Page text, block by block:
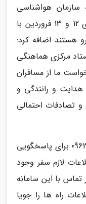
سازمان هواشناسی
تعدادی از استان های کشور در روزهای 12 و 13 فروردین با
هستند اضافه کرد:
مرکزی هماهنگی
ما از مسافران
هدایت و رانندگی و
تصادفات احتمالی
رحمانی موحد در ادامه گفت: سامانه 09629 برای پاسخگویی
لازم سفر وجود
با این سامانه
راه ها را جویا